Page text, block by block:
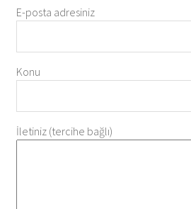
E-posta adresiniz
Konu
İletiniz (tercihe bağlı)